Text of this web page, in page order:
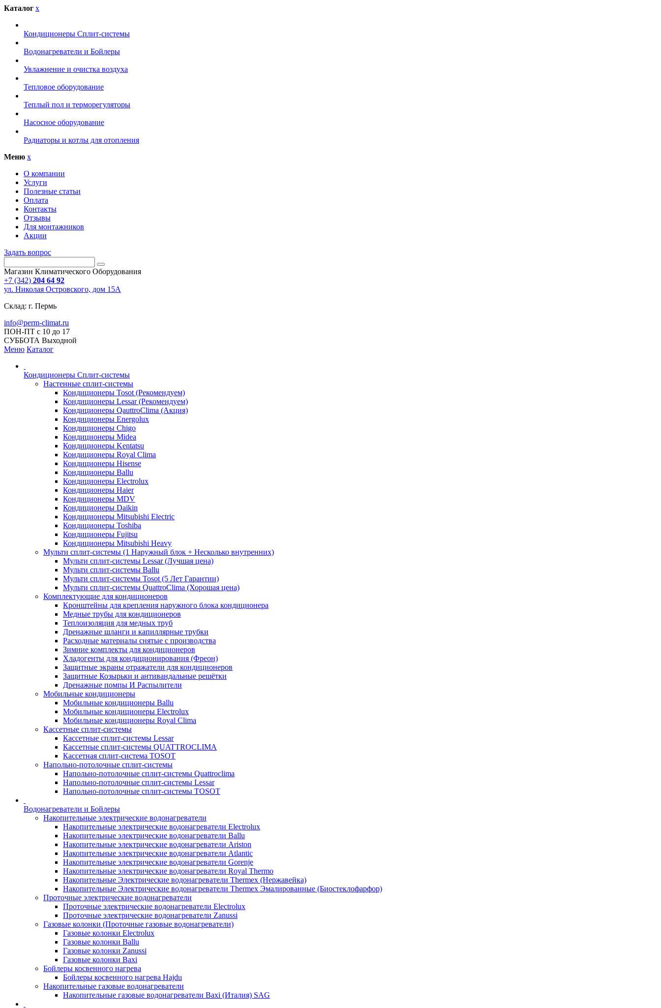
Каталог x
Кондиционеры Сплит-системы
Водонагреватели и Бойлеры
Увлажнение и очистка воздуха
Тепловое оборудование
Теплый пол и терморегуляторы
Насосное оборудование
Радиаторы и котлы для отопления
Меню x
О компании
Услуги
Полезные статьи
Оплата
Контакты
Отзывы
Для монтажников
Акции
Задать вопрос
Магазин Климатического Оборудования
+7 (342) 204 64 92
ул. Николая Островского, дом 15А
Склад: г. Пермь
info@perm-climat.ru
ПОН-ПТ с 10 до 17
СУББОТА Выходной
Меню Каталог
Кондиционеры Сплит-системы
Настенные сплит-системы
Кондиционеры Tosot (Рекомендуем)
Кондиционеры Lessar (Рекомендуем)
Кондиционеры QauttroClima (Акция)
Кондиционеры Energolux
Кондиционеры Chigo
Кондиционеры Midea
Кондиционеры Kentatsu
Кондиционеры Royal Clima
Кондиционеры Hisense
Кондиционеры Ballu
Кондиционеры Electrolux
Кондиционеры Haier
Кондиционеры MDV
Кондиционеры Daikin
Кондиционеры Mitsubishi Electric
Кондиционеры Toshiba
Кондиционеры Fujitsu
Кондиционеры Mitsubishi Heavy
Мульти сплит-системы (1 Наружный блок + Несколько внутренних)
Мульти сплит-системы Lessar (Лучшая цена)
Мульти сплит-системы Ballu
Мульти сплит-системы Tosot (5 Лет Гарантии)
Мульти сплит-системы QuattroClima (Хорошая цена)
Комплектующие для кондиционеров
Кронштейны для крепления наружного блока кондиционера
Медные трубы для кондиционеров
Теплоизоляция для медных труб
Дренажные шланги и капиллярные трубки
Расходные материалы снятые с производства
Зимние комплекты для кондиционеров
Хладогенты для кондиционирования (Фреон)
Защитные экраны отражатели для кондиционеров
Защитные Козырьки и антивандальные решётки
Дренажные помпы И Распылители
Мобильные кондиционеры
Мобильные кондиционеры Ballu
Мобильные кондиционеры Electrolux
Мобильные кондиционеры Royal Clima
Кассетные сплит-системы
Кассетные сплит-системы Lessar
Кассетные сплит-системы QUATTROCLIMA
Кассетная сплит-система TOSOT
Напольно-потолочные сплит-системы
Напольно-потолочные сплит-системы Quattroclima
Напольно-потолочные сплит-системы Lessar
Напольно-потолочные сплит-системы TOSOT
Водонагреватели и Бойлеры
Накопительные электрические водонагреватели
Накопительные электрические водонагреватели Electrolux
Накопительные электрические водонагреватели Ballu
Накопительные электрические водонагреватели Ariston
Накопительные электрические водонагреватели Atlantic
Накопительные электрические водонагреватели Gorenje
Накопительные электрические водонагреватели Royal Thermo
Накопительные Электрические водонагреватели Thermex (Нержавейка)
Накопительные Электрические водонагреватели Thermex Эмалированные (Биостеклофарфор)
Проточные электрические водонагреватели
Проточные электрические водонагреватели Electrolux
Проточные электрические водонагреватели Zanussi
Газовые колонки (Проточные газовые водонагреватели)
Газовые колонки Electrolux
Газовые колонки Ballu
Газовые колонки Zanussi
Газовые колонки Baxi
Бойлеры косвенного нагрева
Бойлеры косвенного нагрева Hajdu
Накопительные газовые водонагреватели
Накопительные газовые водонагреватели Baxi (Италия) SAG